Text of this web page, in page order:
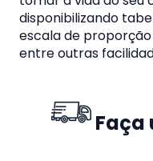
disponibilizando
escala de
entre outras
Faça